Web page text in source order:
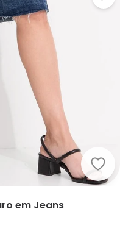
em Jeans